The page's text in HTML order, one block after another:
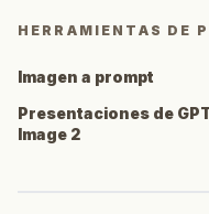
HERRAMIENTAS DE
Imagen a prompt
Presentaciones de
Image 2